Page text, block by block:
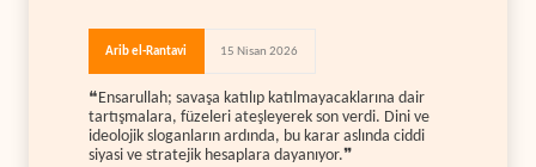
Arib el-Rantavi 15 Nisan 2026
❝Ensarullah; savaşa katılıp katılmayacaklarına dair
tartışmalara, füzeleri ateşleyerek son verdi. Dini ve
ideolojik sloganların ardında, bu karar aslında ciddi
siyasi ve stratejik hesaplara dayanıyor.❞